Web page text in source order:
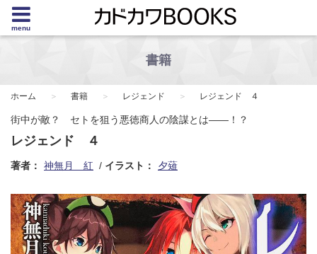
menu
書籍
ホーム 書籍 レジェンド レジェンド ４
街中が敵？ セトを狙う悪徳商人の陰謀とは――！？
レジェンド ４
著者： 神無月 紅 イラスト： 夕薙